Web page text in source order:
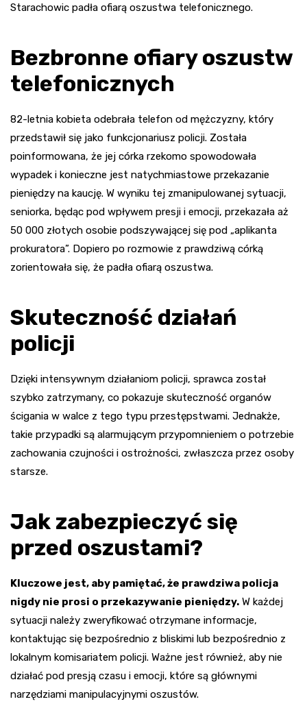
Starachowic padła ofiarą oszustwa telefonicznego.
Bezbronne ofiary oszustw
telefonicznych
82-letnia kobieta odebrała telefon od mężczyzny, który
przedstawił się jako funkcjonariusz policji. Została
poinformowana, że jej córka rzekomo spowodowała
wypadek i konieczne jest natychmiastowe przekazanie
pieniędzy na kaucję. W wyniku tej zmanipulowanej sytuacji,
seniorka, będąc pod wpływem presji i emocji, przekazała aż
50 000 złotych osobie podszywającej się pod „aplikanta
prokuratora”. Dopiero po rozmowie z prawdziwą córką
zorientowała się, że padła ofiarą oszustwa.
Skuteczność działań
policji
Dzięki intensywnym działaniom policji, sprawca został
szybko zatrzymany, co pokazuje skuteczność organów
ścigania w walce z tego typu przestępstwami. Jednakże,
takie przypadki są alarmującym przypomnieniem o potrzebie
zachowania czujności i ostrożności, zwłaszcza przez osoby
starsze.
Jak zabezpieczyć się
przed oszustami?
Kluczowe jest, aby pamiętać, że prawdziwa policja
nigdy nie prosi o przekazywanie pieniędzy. W każdej
sytuacji należy zweryfikować otrzymane informacje,
kontaktując się bezpośrednio z bliskimi lub bezpośrednio z
lokalnym komisariatem policji. Ważne jest również, aby nie
działać pod presją czasu i emocji, które są głównymi
narzędziami manipulacyjnymi oszustów.